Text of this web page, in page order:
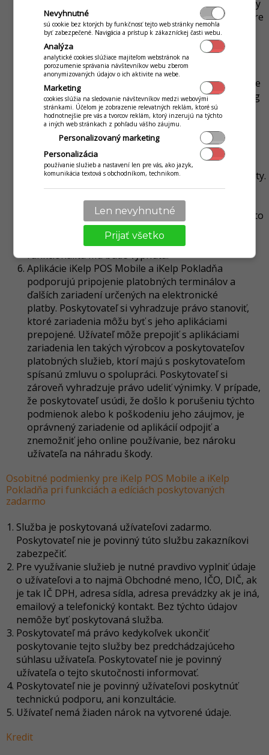
aktívnych zákazníckych kontaktov, finančné doklady
nie sú limitované počtom v rámci aktívnej služby. Pre
edície zadarmo sú hodnotami 3600 dokladov/rok.
Užívateľ súhlasí so zapojením sa do anonymného
vyhodnocovania používania analytických nástrojov
poskytovateľom z dôvodu zdokonaľovania
užívateľského rozhrania aplikácie a jej funkcií. Údaje
sú anonymné a slúžia výlučne pre vývoj, monitoring
a údržbu aplikácie.
Pre prístup a používanie, zdieľanie informačných a
údajových katalógov, ktoré zabezpečujú
komfortnosť aplikácie je nutné súhlasiť s
anonymným prispievaním do týchto katalógov
svojimi údajmi v rámci zdieľanej informačnej hodnoty.
Ide o služby ako katalóg tovarov, obchodných
kontaktov. Prispievanie a používanie týchto
katalógov je dobrovoľné a ak si užívateľ nepraje túto
funkcionalitu využívať, je potrebné zaslať písomnú
žiadosť emailom napodpora(at)ikelp.sk
funkcionalita mu bude vypnutá.
Aplikácie iKelp POS Mobile a iKelp Pokladňa
podporujú pripojenie platobných terminálov a
ďalších zariadení určených na elektronické
platby. Poskytovateľ si vyhradzuje právo stanoviť,
ktoré zariadenia môžu byť s jeho aplikáciami
prepojené. Užívateľ môže prepojiť s aplikáciami
zariadenia len takých výrobcov a poskytovateľov
platobných služieb, ktorí majú s poskytovateľom
spísanú zmluvu o spolupráci. Poskytovateľ si
zároveň vyhradzuje právo udeliť výnimky. V prípade,
že poskytovateľ usúdi, že došlo k porušeniu týchto
podmienok alebo k poškodeniu jeho záujmov, je
oprávnený zariadenie od aplikácií odpojiť a
znemožniť jeho online používanie, bez nároku
užívateľa na náhradu škody.
Osobitné podmienky pre iKelp POS Mobile a iKelp
Pokladňa pri funkciách a edíciách poskytovaných
zadarmo
Služba je poskytovaná užívateľovi zadarmo.
Poskytovateľ nie je povinný túto službu zakazníkovi
zabezpečiť.
Pre využívanie služieb je nutné pravdivo vyplniť údaje
o užívateľovi a to najmä Obchodné meno, IČO, DIČ, ak
je tak IČ DPH, adresa sídla, adresa prevádzky ak je iná,
emailový a telefonický kontakt. Bez týchto údajov
nemôže byť poskytovaná služba.
Poskytovateľ má právo kedykoľvek ukončiť
poskytovanie tejto služby bez predchádzajúceho
súhlasu užívateľa. Poskytovateľ nie je povinný
užívateľa o tejto skutočnosti informovať.
Poskytovateľ nie je povinný užívateľovi poskytnúť
technickú podporu, ani konzultácie.
Užívateľ nemá žiaden nárok na vytvorené údaje.
Kredit
Nevyhnutné
sú cookie bez ktorých by funkčnosť tejto web stránky nemohla
byť zabezpečené. Navigácia a prístup k zákazníckej časti webu.
Analýza
analytické cookies slúžiace majiteľom webstránok na
porozumenie správania návštevníkov webu zberom
anonymizovaných údajov o ich aktivite na webe.
Marketing
cookies slúžia na sledovanie návštevníkov medzi webovými
stránkami. Účelom je zobrazenie relevatných reklám, ktoré sú
hodnotnejšie pre vás a tvorcov reklám, ktorý inzerujú na týchto
a iných web stránkach z pohľadu vášho záujmu.
Personalizovaný marketing
Personalizácia
používanie služieb a nastavení len pre vás, ako jazyk,
komunikácia textová s obchodníkom, technikom.
Len nevyhnutné
Prijať všetko